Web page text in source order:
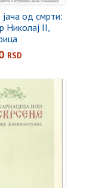
од смрти:
Николај II,
света
и
RSD